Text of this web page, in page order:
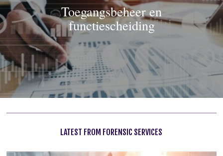
Toegangsbeheer en
functiescheiding
LATEST FROM FORENSIC SERVICES